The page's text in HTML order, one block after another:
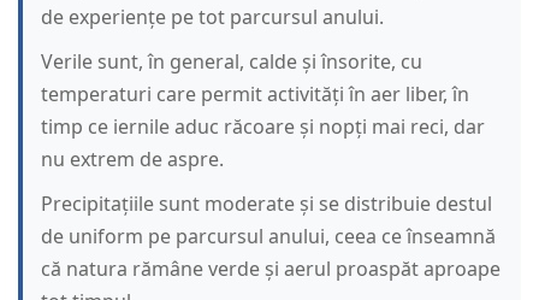
de experiențe pe tot parcursul anului.
Verile sunt, în general, calde și însorite, cu
temperaturi care permit activități în aer liber, în
timp ce iernile aduc răcoare și nopți mai reci, dar
nu extrem de aspre.
Precipitațiile sunt moderate și se distribuie destul
de uniform pe parcursul anului, ceea ce înseamnă
că natura rămâne verde și aerul proaspăt aproape